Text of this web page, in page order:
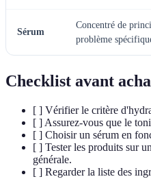
Sérum
Concentré de
problème
Checklist avant
[ ] Vérifier le critère
[ ] Assurez-vous que le
[ ] Choisir un sérum en
[ ] Tester les produits sur
générale.
[ ] Regarder la liste des